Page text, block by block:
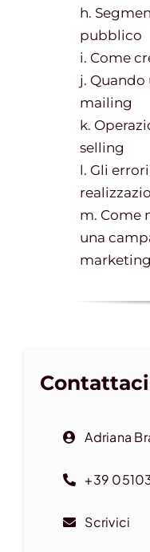
h.
pubblico
i. Come
j.
mailing
k.
selling
l. Gli
m. Come
una
marketing
Contattaci
Adriana
+39
Scrivici